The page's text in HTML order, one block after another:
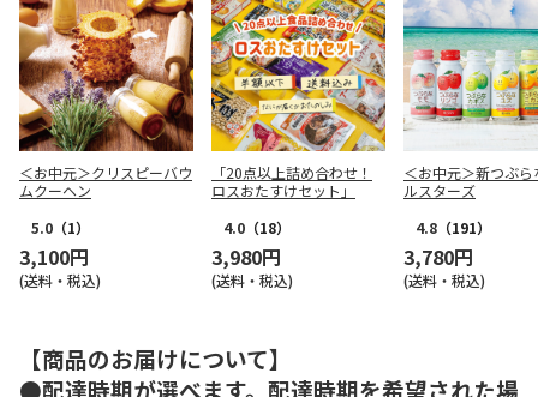
＜お中元＞クリスピーバウ
ムクーヘン
5.0 （1）
3,100円
(送料・税込)
「20点以上詰め合わせ！
ロスおたすけセット」
4.0 （18）
3,980円
(送料・税込)
＜お中元＞新つぶら
ルスターズ
4.8 （191）
3,780円
(送料・税込)
【商品のお届けについて】
●配達時期が選べます。配達時期を希望された場